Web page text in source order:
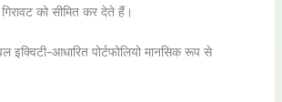
को सीमित कर देते हैं।
इक्विटी-आधारित पोर्टफोलियो मानसिक रूप से